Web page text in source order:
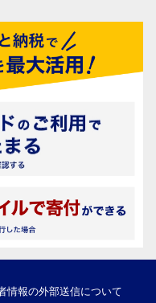
情報の外部送信について